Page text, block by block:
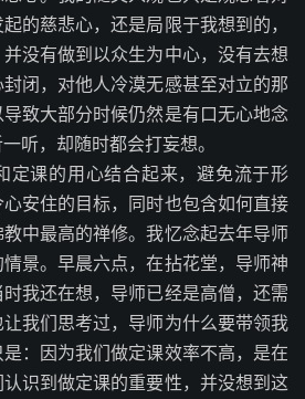
的慈悲心，还是局限于我想到的，
没有做到以众生为中心，没有去想
闭，对他人冷漠无感甚至对立的那
致大部分时候仍然是有口无心地念
听，却随时都会打妄想。
课的用心结合起来，避免流于形
安住的目标，同时也包含如何直接
中最高的禅修。我忆念起去年导师
景。早晨六点，在拈花堂，导师神
我还在想，导师已经是高僧，还需
我们思考过，导师为什么要带领我
：因为我们做定课效率不高，是在
识到做定课的重要性，并没想到这